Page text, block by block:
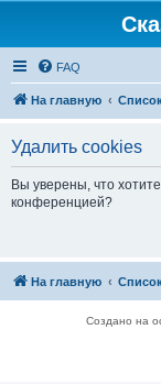
FAQ
На главную
Удалить cookies
Вы уверены, что
конференцией?
На главную
Создано на